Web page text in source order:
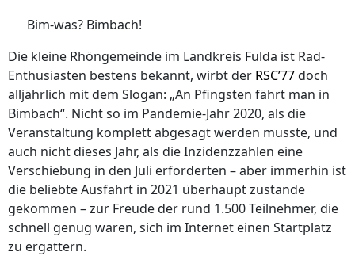
Bim-was? Bimbach!
Die kleine Rhöngemeinde im Landkreis Fulda ist Rad-
Enthusiasten bestens bekannt, wirbt der RSC’77doch
alljährlich mit dem Slogan: „An Pfingsten fährt man in
Bimbach“. Nicht so im Pandemie-Jahr 2020, als die
Veranstaltung komplett abgesagt werden musste, und
auch nicht dieses Jahr, als die Inzidenzzahlen eine
Verschiebung in den Juli erforderten – aber immerhin ist
die beliebte Ausfahrt in 2021 überhaupt zustande
gekommen – zur Freude der rund 1.500 Teilnehmer, die
schnell genug waren, sich im Internet einen Startplatz
zu ergattern.